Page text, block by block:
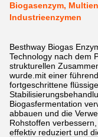
Biogasenzym,
Industrieenzymen
Besthway Biogas
Technology nach dem
strukturellen
wurde.mit einer
fortgeschrittene
Biogasfermentation
abbauen und die
Rohstoffen
effektiv reduziert und